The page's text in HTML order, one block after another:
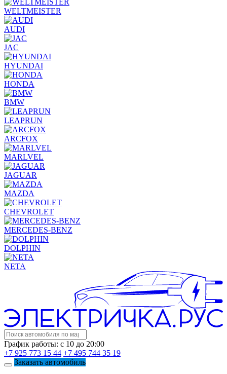
WELTMEISTER
AUDI
JAC
HYUNDAI
HONDA
BMW
LEAPRUN
ARCFOX
MARLVEL
JAGUAR
MAZDA
CHEVROLET
MERCEDES-BENZ
DOLPHIN
NETA
График работы: с 10 до 20:00
+7 925 773 15 44 +7 495 744 35 19
Заказать автомобиль